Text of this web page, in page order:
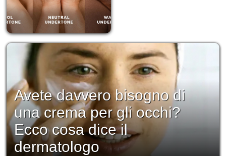
Avete davvero bisogno di
una crema per gli occhi?
Ecco cosa dice il
dermatologo